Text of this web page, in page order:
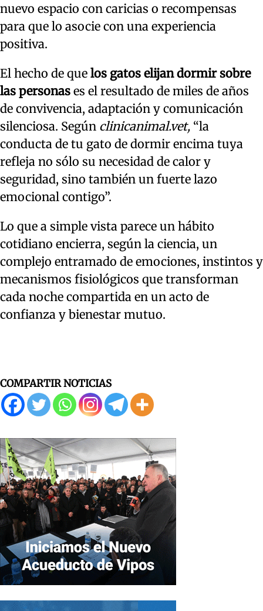
nuevo espacio con caricias o recompensas
para que lo asocie con una experiencia
positiva.
El hecho de que los gatos elijan dormir sobre
las personas es el resultado de miles de años
de convivencia, adaptación y comunicación
silenciosa. Según clinicanimal.vet, “la
conducta de tu gato de dormir encima tuya
refleja no sólo su necesidad de calor y
seguridad, sino también un fuerte lazo
emocional contigo”.
Lo que a simple vista parece un hábito
cotidiano encierra, según la ciencia, un
complejo entramado de emociones, instintos y
mecanismos fisiológicos que transforman
cada noche compartida en un acto de
confianza y bienestar mutuo.
COMPARTIR NOTICIAS